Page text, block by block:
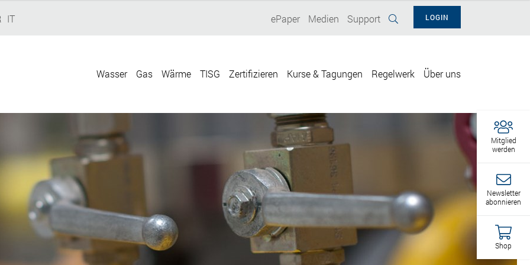
Mitglied
werden
Newsletter
abonnieren
Shop
IT LOGIN
ePaper Medien Support
Wasser Gas Wärme TISG Zertifizieren Kurse & Tagungen Regelwerk Über uns